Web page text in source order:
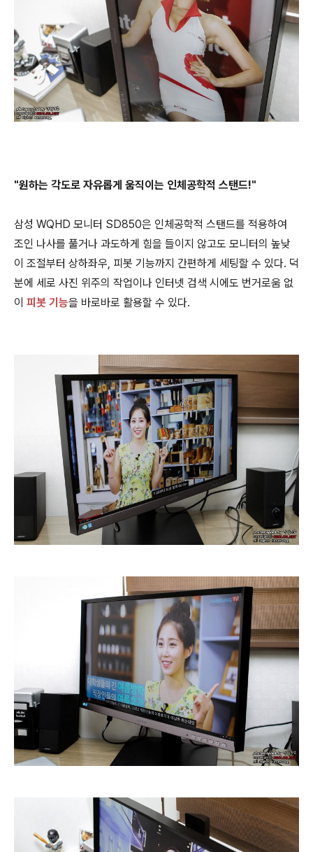
"원하는 각도로 자유롭게 움직이는 인체공학적 스탠드!"
삼성 WQHD 모니터 SD850은 인체공학적 스탠드를 적용하여
조인 나사를 풀거나 과도하게 힘을 들이지 않고도 모니터의 높낮
이 조절부터 상하좌우, 피봇 기능까지 간편하게 세팅할 수 있다. 덕
분에 세로 사진 위주의 작업이나 인터넷 검색 시에도 번거로움 없
이 피봇 기능을 바로바로 활용할 수 있다.